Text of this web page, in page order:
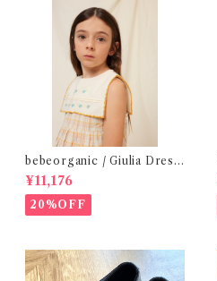
bebeorganic / Giulia Dress
Lagoon Check (2-6y)
¥11,176
20%OFF